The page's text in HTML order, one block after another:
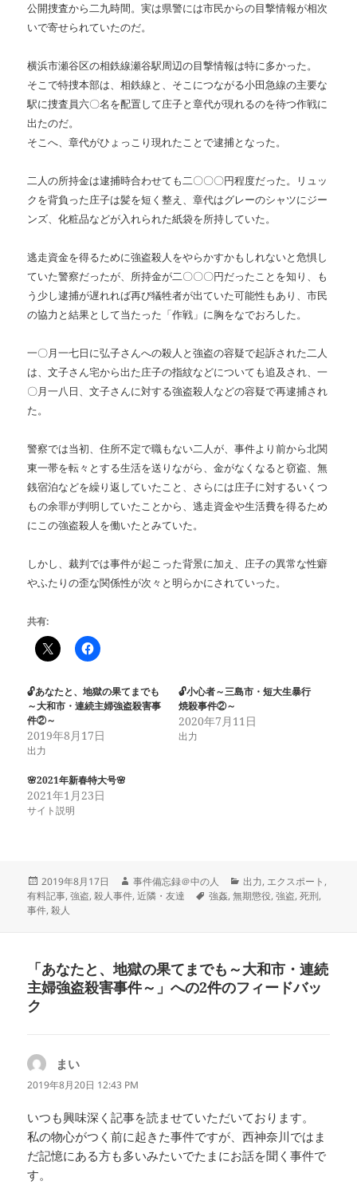
公開捜査から二九時間。実は県警には市民からの目撃情報が相次
いで寄せられていたのだ。
横浜市瀬谷区の相鉄線瀬谷駅周辺の目撃情報は特に多かった。
そこで特捜本部は、相鉄線と、そこにつながる小田急線の主要な
駅に捜査員六〇名を配置して庄子と章代が現れるのを待つ作戦に
出たのだ。
そこへ、章代がひょっこり現れたことで逮捕となった。
二人の所持金は逮捕時合わせても二〇〇〇円程度だった。リュッ
クを背負った庄子は髪を短く整え、章代はグレーのシャツにジー
ンズ、化粧品などが入れられた紙袋を所持していた。
逃走資金を得るために強盗殺人をやらかすかもしれないと危惧し
ていた警察だったが、所持金が二〇〇〇円だったことを知り、も
う少し逮捕が遅れれば再び犠牲者が出ていた可能性もあり、市民
の協力と結果として当たった「作戦」に胸をなでおろした。
一〇月一七日に弘子さんへの殺人と強盗の容疑で起訴された二人
は、文子さん宅から出た庄子の指紋などについても追及され、一
〇月一八日、文子さんに対する強盗殺人などの容疑で再逮捕され
た。
警察では当初、住所不定で職もない二人が、事件より前から北関
東一帯を転々とする生活を送りながら、金がなくなると窃盗、無
銭宿泊などを繰り返していたこと、さらには庄子に対するいくつ
もの余罪が判明していたことから、逃走資金や生活費を得るため
にこの強盗殺人を働いたとみていた。
しかし、裁判では事件が起こった背景に加え、庄子の異常な性癖
やふたりの歪な関係性が次々と明らかにされていった。
共有:
🔓あなたと、地獄の果てまでも
～大和市・連続主婦強盗殺害事
件②～
2019年8月17日
出力
🔓小心者～三島市・短大生暴行
焼殺事件②～
2020年7月11日
出力
🌸2021年新春特大号🌸
2021年1月23日
サイト説明
投
稿
日:
2019年8月17日
作
成
事件備忘録＠中の人
カ
テ
出力, エクスポート ,
有料記事,強盗,殺人事件,近隣・友達
タ
強姦,無期懲役,強盗,死刑,
事件,殺人
「あなたと、地獄の果てまでも～大和市・連続
主婦強盗殺害事件～」への2件のフィードバッ
ク
まい
り:
2019年8月20日 12:43 PM
いつも興味深く記事を読ませていただいております。
私の物心がつく前に起きた事件ですが、西神奈川ではま
だ記憶にある方も多いみたいでたまにお話を聞く事件で
す。